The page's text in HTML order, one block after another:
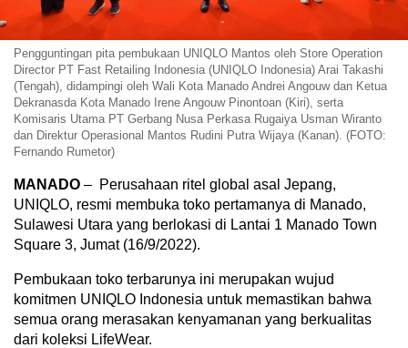
Pengguntingan pita pembukaan UNIQLO Mantos oleh Store Operation
Director PT Fast Retailing Indonesia (UNIQLO Indonesia) Arai Takashi
(Tengah), didampingi oleh Wali Kota Manado Andrei Angouw dan Ketua
Dekranasda Kota Manado Irene Angouw Pinontoan (Kiri), serta
Komisaris Utama PT Gerbang Nusa Perkasa Rugaiya Usman Wiranto
dan Direktur Operasional Mantos Rudini Putra Wijaya (Kanan). (FOTO:
Fernando Rumetor)
MANADO – Perusahaan ritel global asal Jepang,
UNIQLO, resmi membuka toko pertamanya di Manado,
Sulawesi Utara yang berlokasi di Lantai 1 Manado Town
Square 3, Jumat (16/9/2022).
Pembukaan toko terbarunya ini merupakan wujud
komitmen UNIQLO Indonesia untuk memastikan bahwa
semua orang merasakan kenyamanan yang berkualitas
dari koleksi LifeWear.